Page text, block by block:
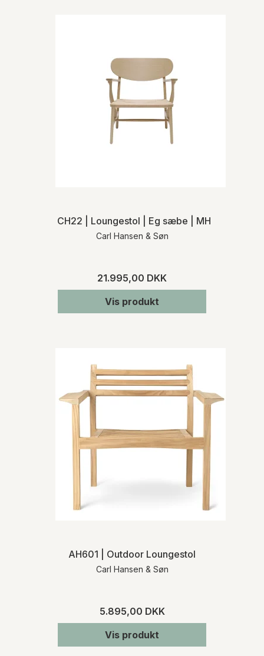
CH22 | Loungestol | Eg sæbe | MH
Carl Hansen & Søn
21.995,00 DKK
Vis produkt
AH601 | Outdoor Loungestol
Carl Hansen & Søn
5.895,00 DKK
Vis produkt